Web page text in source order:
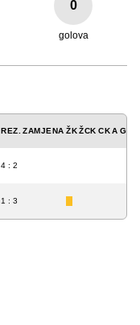
0
golova
REZ. ZAMJENA ŽKŽCK CKA GOL
4 : 2
1 : 3